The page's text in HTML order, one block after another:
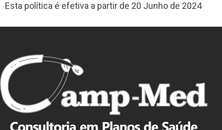
Esta política é efetiva a partir de 20 Junho de 2024